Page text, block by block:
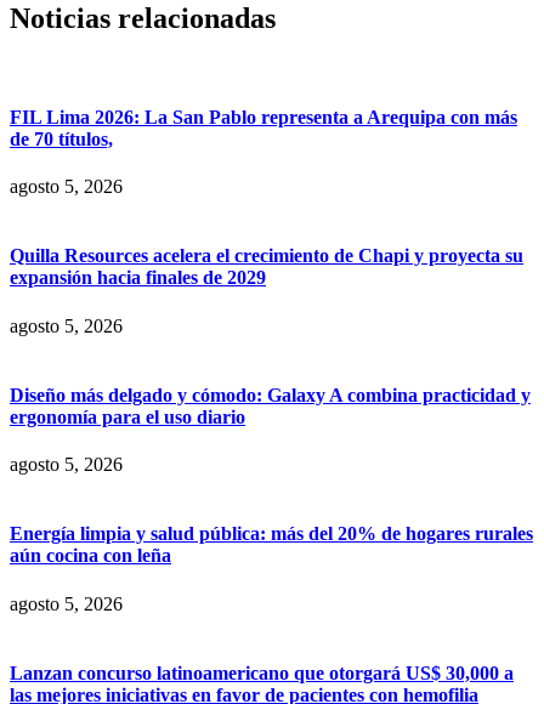
Noticias relacionadas
FIL Lima 2026: La San Pablo representa a Arequipa con más
de 70 títulos,
agosto 5, 2026
Quilla Resources acelera el crecimiento de Chapi y proyecta su
expansión hacia finales de 2029
agosto 5, 2026
Diseño más delgado y cómodo: Galaxy A combina practicidad y
ergonomía para el uso diario
agosto 5, 2026
Energía limpia y salud pública: más del 20% de hogares rurales
aún cocina con leña
agosto 5, 2026
Lanzan concurso latinoamericano que otorgará US$ 30,000 a
las mejores iniciativas en favor de pacientes con hemofilia